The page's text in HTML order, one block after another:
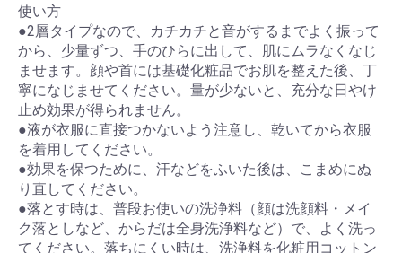
使い方
●2層タイプなので、カチカチと音がするまでよく振って
から、少量ずつ、手のひらに出して、肌にムラなくなじ
ませます。顔や首には基礎化粧品でお肌を整えた後、丁
寧になじませてください。量が少ないと、充分な日やけ
止め効果が得られません。
●液が衣服に直接つかないよう注意し、乾いてから衣服
を着用してください。
●効果を保つために、汗などをふいた後は、こまめにぬ
り直してください。
●落とす時は、普段お使いの洗浄料（顔は洗顔料・メイ
ク落としなど、からだは全身洗浄料など）で、よく洗っ
てください。落ちにくい時は、洗浄料を化粧用コットン